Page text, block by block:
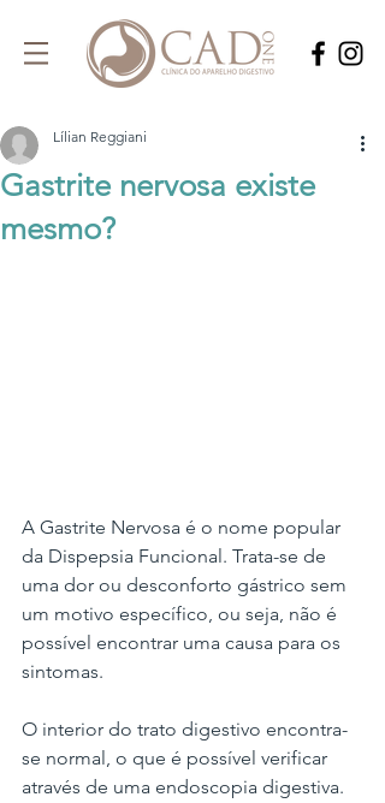
Gastrite nervosa existe
mesmo?
Lílian Reggiani
A Gastrite Nervosa é o nome popular
da Dispepsia Funcional. Trata-se de
uma dor ou desconforto gástrico sem
um motivo específico, ou seja, não é
possível encontrar uma causa para os
sintomas.
O interior do trato digestivo encontra-
se normal, o que é possível verificar
através de uma endoscopia digestiva.